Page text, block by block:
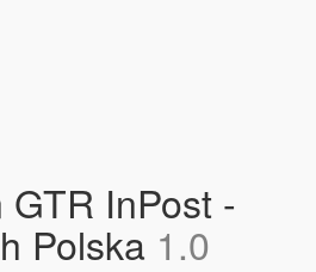
InPost -
Polska 1.0